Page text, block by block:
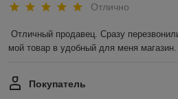
Отлично
Отличный продавец. Сразу
мой товар в удобный для меня
Покупатель